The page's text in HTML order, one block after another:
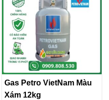
Gas Petro VietNam Màu
Xám 12kg